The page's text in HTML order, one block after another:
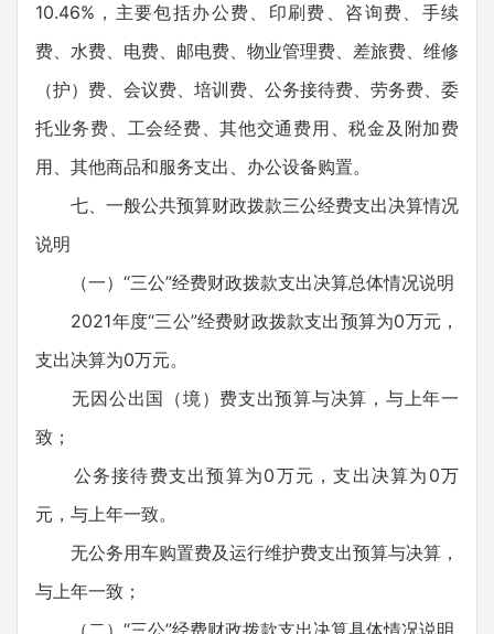
10.46%，主要包括办公费、印刷费、咨询费、手续
费、水费、电费、邮电费、物业管理费、差旅费、维修
（护）费、会议费、培训费、公务接待费、劳务费、委
托业务费、工会经费、其他交通费用、税金及附加费
用、其他商品和服务支出、办公设备购置。
七、一般公共预算财政拨款三公经费支出决算情况
说明
（一）“三公”经费财政拨款支出决算总体情况说明
2021年度“三公”经费财政拨款支出预算为0万元，
支出决算为0万元。
无因公出国（境）费支出预算与决算，与上年一
致；
公务接待费支出预算为0万元，支出决算为0万
元，与上年一致。
无公务用车购置费及运行维护费支出预算与决算，
与上年一致；
（二）“三公”经费财政拨款支出决算具体情况说明